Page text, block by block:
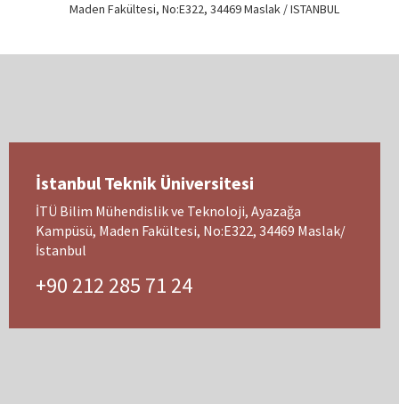
Maden Fakültesi, No:E322, 34469 Maslak / ISTANBUL
İstanbul Teknik Üniversitesi
İTÜ Bilim Mühendislik ve Teknoloji, Ayazağa
Kampüsü, Maden Fakültesi, No:E322, 34469 Maslak/
İstanbul
+90 212 285 71 24